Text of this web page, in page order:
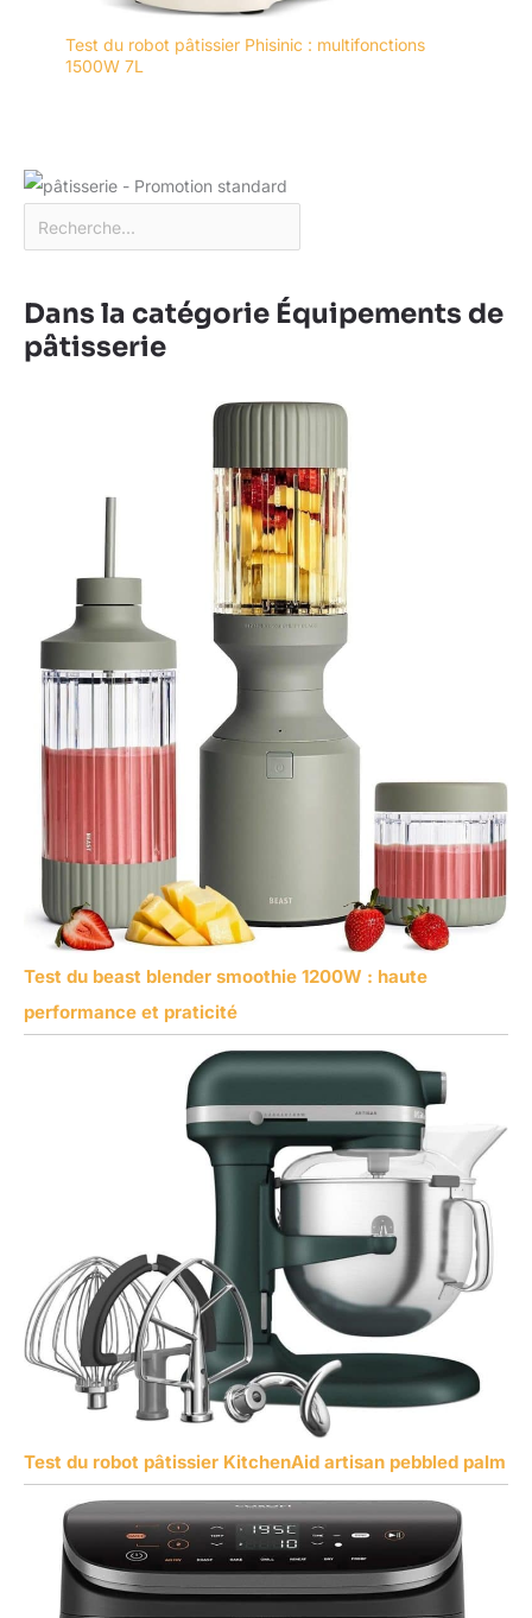
Test du robot pâtissier Phisinic : multifonctions
1500W 7L
Dans la catégorie Équipements de
pâtisserie
Test du beast blender smoothie 1200W : haute
performance et praticité
Test du robot pâtissier KitchenAid artisan pebbled palm